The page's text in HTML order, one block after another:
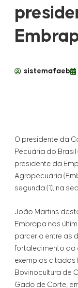
sistemafaeb
O presidente da
Pecuária do Brasil
presidente da
Agropecuária
segunda (1), na
João Martins
Embrapa nos
parceria entre as
fortalecimento da
exemplos citados
Bovinocultura de
Gado de Corte,